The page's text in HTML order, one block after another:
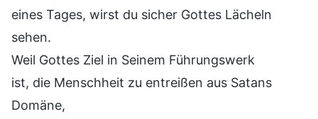
eines Tages, wirst du sicher Gottes Lächeln
sehen.
Weil Gottes Ziel in Seinem Führungswerk
ist, die Menschheit zu entreißen aus Satans
Domäne,